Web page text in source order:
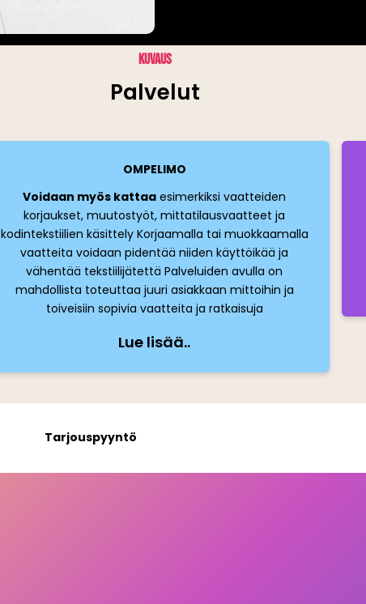
KUVAUS
Palvelut
OMPELIMO
Voidaan myös kattaa esimerkiksi vaatteiden
korjaukset, muutostyöt, mittatilausvaatteet ja
kodintekstiilien käsittely Korjaamalla tai muokkaamalla
vaatteita voidaan pidentää niiden käyttöikää ja
vähentää tekstiilijätettä Palveluiden avulla on
mahdollista toteuttaa juuri asiakkaan mittoihin ja
toiveisiin sopivia vaatteita ja ratkaisuja
Lue lisää..
Tarjouspyyntö